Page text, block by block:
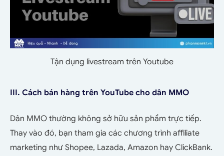
Tận dụng livestream trên Youtube
III. Cách bán hàng trên YouTube cho dân MMO
Dân MMO thường không sở hữu sản phẩm trực tiếp.
Thay vào đó, bạn tham gia các chương trình affiliate
marketing như Shopee, Lazada, Amazon hay ClickBank.